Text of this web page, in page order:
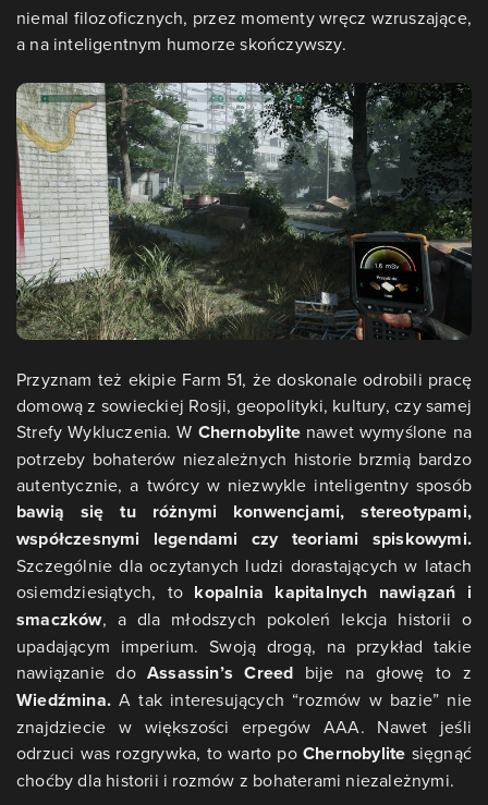
niemal filozoficznych, przez momenty wręcz wzruszające,
a na inteligentnym humorze skończywszy.
Przyznam też ekipie Farm 51, że doskonale odrobili pracę
domową z sowieckiej Rosji, geopolityki, kultury, czy samej
Strefy Wykluczenia. W Chernobylite nawet wymyślone na
potrzeby bohaterów niezależnych historie brzmią bardzo
autentycznie, a twórcy w niezwykle inteligentny sposób
bawią się tu różnymi konwencjami, stereotypami,
współczesnymi legendami czy teoriami spiskowymi.
Szczególnie dla oczytanych ludzi dorastających w latach
osiemdziesiątych, to kopalnia kapitalnych nawiązań i
smaczków, a dla młodszych pokoleń lekcja historii o
upadającym imperium. Swoją drogą, na przykład takie
nawiązanie doAssassin’s Creed bije na głowę to z
Wiedźmina. A tak interesujących “rozmów w bazie” nie
znajdziecie w większości erpegów AAA. Nawet jeśli
odrzuci was rozgrywka, to warto po Chernobylite sięgnąć
choćby dla historii i rozmów z bohaterami niezależnymi.